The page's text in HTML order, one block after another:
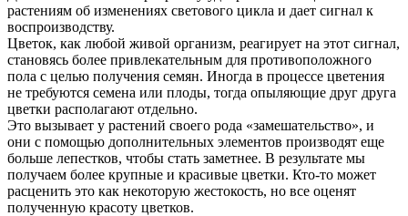
растениям об изменениях светового цикла и дает сигнал к
воспроизводству.
Цветок, как любой живой организм, реагирует на этот сигнал,
становясь более привлекательным для противоположного
пола с целью получения семян. Иногда в процессе цветения
не требуются семена или плоды, тогда опыляющие друг друга
цветки располагают отдельно.
Это вызывает у растений своего рода «замешательство», и
они с помощью дополнительных элементов производят еще
больше лепестков, чтобы стать заметнее. В результате мы
получаем более крупные и красивые цветки. Кто-то может
расценить это как некоторую жестокость, но все оценят
полученную красоту цветков.